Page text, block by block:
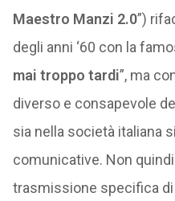
Maestro Manzi 2.0”)
degli anni ‘60 con la
mai troppo tardi”, ma
diverso e consapevole
sia nella società italiana
comunicative. Non
trasmissione specifica